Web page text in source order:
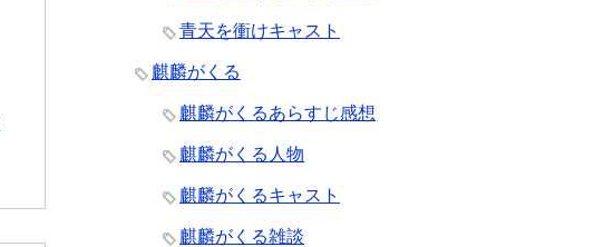
青天を衝けキャスト
麒麟がくる
麒麟がくるあらすじ感想
麒麟がくる人物
麒麟がくるキャスト
麒麟がくる雑談